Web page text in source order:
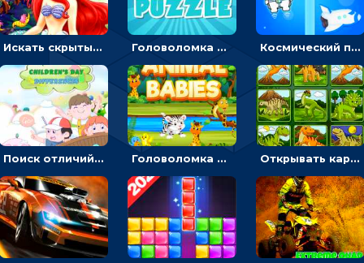
Искать скрытый алфавит на картинках с мультяшными героями - головоломка для детей Головоломка с часами для детей: читать время по циферблату Космический побег: двигать космонавта, чтобы попасть к кораблю
Поиск отличий на картинках с детьми - головоломка Головоломка Звери-малыши: открывай карточки по очереди, чтобы найти одинаковые Открывать картинки с динозаврами и складывать в пары по памяти - головоломка